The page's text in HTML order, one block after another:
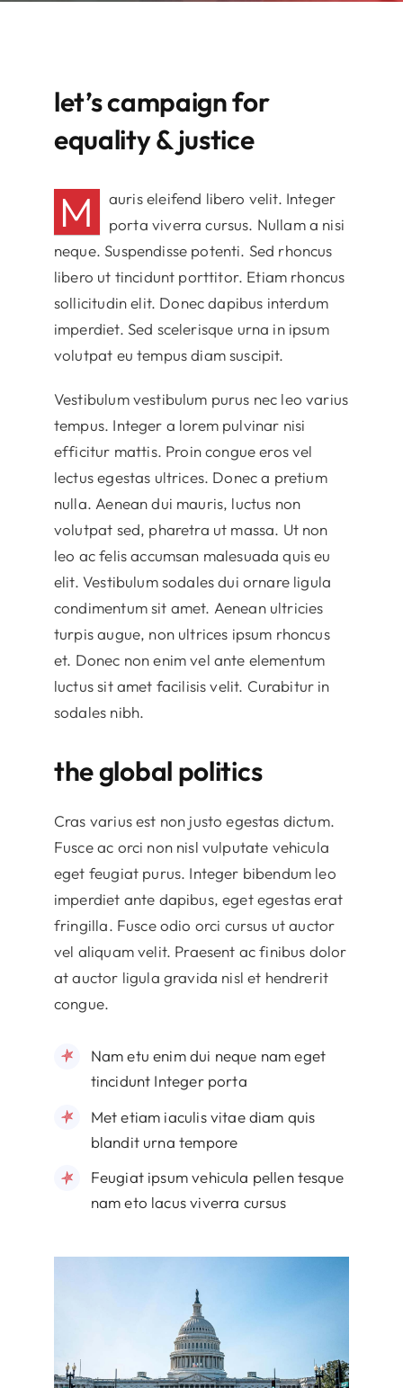
let’s campaign for
equality & justice
M
auris eleifend libero velit. Integer
porta viverra cursus. Nullam a nisi
neque. Suspendisse potenti. Sed rhoncus
libero ut tincidunt porttitor. Etiam rhoncus
sollicitudin elit. Donec dapibus interdum
imperdiet. Sed scelerisque urna in ipsum
volutpat eu tempus diam suscipit.
Vestibulum vestibulum purus nec leo varius
tempus. Integer a lorem pulvinar nisi
efficitur mattis. Proin congue eros vel
lectus egestas ultrices. Donec a pretium
nulla. Aenean dui mauris, luctus non
volutpat sed, pharetra ut massa. Ut non
leo ac felis accumsan malesuada quis eu
elit. Vestibulum sodales dui ornare ligula
condimentum sit amet. Aenean ultricies
turpis augue, non ultrices ipsum rhoncus
et. Donec non enim vel ante elementum
luctus sit amet facilisis velit. Curabitur in
sodales nibh.
the global politics
Cras varius est non justo egestas dictum.
Fusce ac orci non nisl vulputate vehicula
eget feugiat purus. Integer bibendum leo
imperdiet ante dapibus, eget egestas erat
fringilla. Fusce odio orci cursus ut auctor
vel aliquam velit. Praesent ac finibus dolor
at auctor ligula gravida nisl et hendrerit
congue.
Nam etu enim dui neque nam eget
tincidunt Integer porta
Met etiam iaculis vitae diam quis
blandit urna tempore
Feugiat ipsum vehicula pellen tesque
nam eto lacus viverra cursus